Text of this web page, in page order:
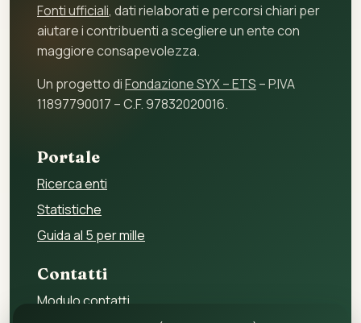
Fonti ufficiali, dati rielaborati e percorsi chiari per
aiutare i contribuenti a scegliere un ente con
maggiore consapevolezza.
Un progetto diFondazione SYX – ETS – P.IVA
11897790017 – C.F. 97832020016.
Portale
Ricerca enti
Statistiche
Guida al 5 per mille
Contatti
Modulo contatti